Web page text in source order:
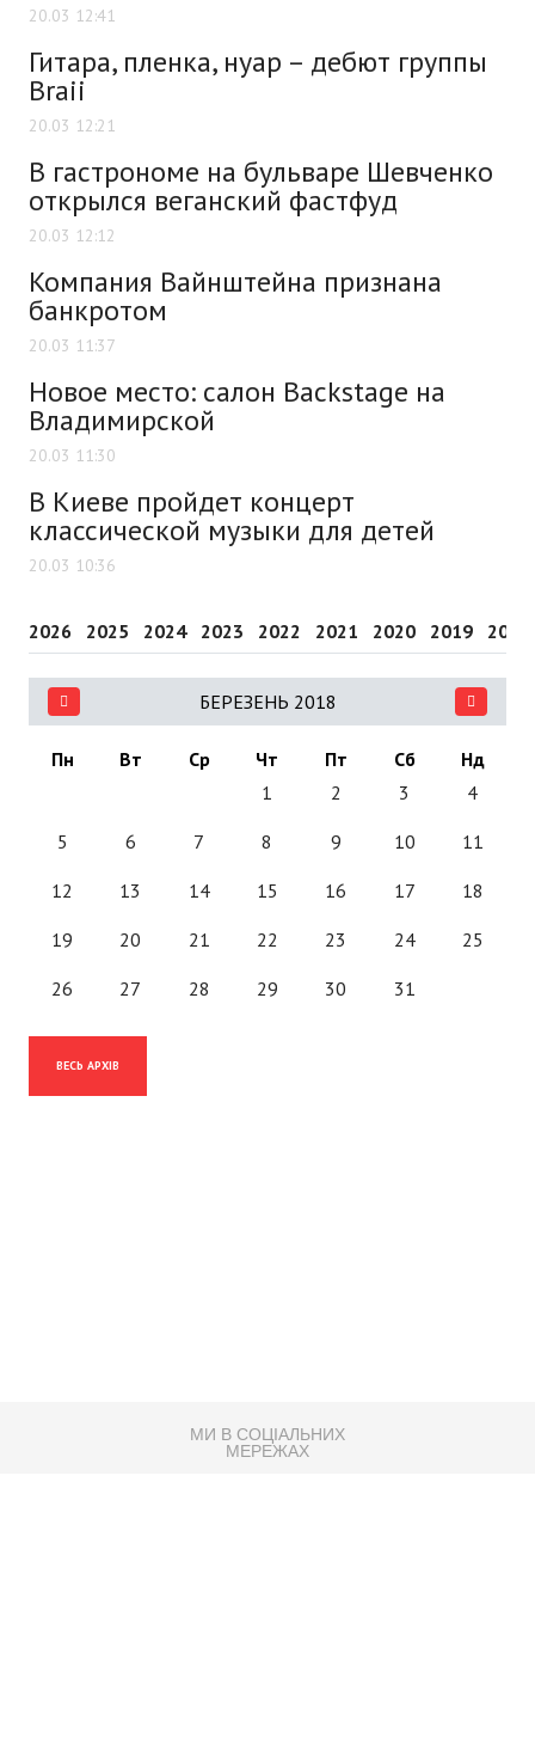
20.03 12:41
Гитара, пленка, нуар – дебют группы
Braii
20.03 12:21
В гастрономе на бульваре Шевченко
открылся веганский фастфуд
20.03 12:12
Компания Вайнштейна признана
банкротом
20.03 11:37
Новое место: салон Backstage на
Владимирской
20.03 11:30
В Киеве пройдет концерт
классической музыки для детей
20.03 10:36
2026 2025 2024 2023 2022 2021 2020 2019 2018
БЕРЕЗЕНЬ 2018
Пн Вт Ср Чт Пт Сб
Нд
1
2 3 4
5 6 7 8 9 10 11
12 13 14 15 16 17 18
19 20 21 22 23 24 25
26 27 28 29 30 31
ВЕСЬ АРХІВ
МИ В СОЦІАЛЬНИХ
МЕРЕЖАХ